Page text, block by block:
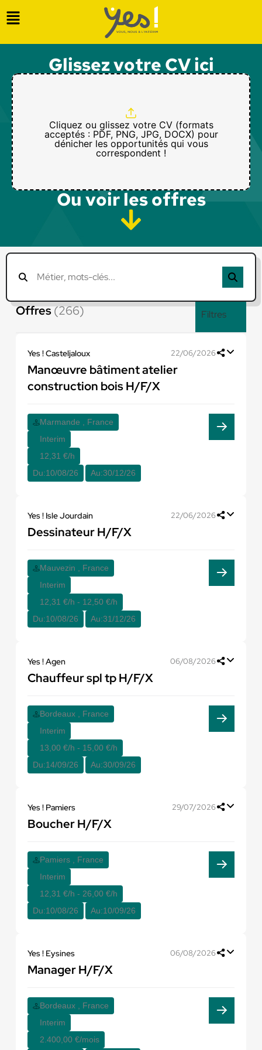
Glissez votre CV ici
Cliquez ou glissez votre CV (formats
acceptés : PDF, PNG, JPG, DOCX) pour
dénicher les opportunités qui vous
correspondent !
Ou voir les offres​
Offres(266) Filtres
Yes ! Casteljaloux 22/06/2026
Manœuvre bâtiment atelier
construction bois H/F/X
Marmande , France
Interim
12,31 €/h
Du:10/08/26 Au:30/12/26
Yes ! Isle Jourdain 22/06/2026
Dessinateur H/F/X
Mauvezin , France
Interim
12,31 €/h - 12,50 €/h
Du:10/08/26 Au:31/12/26
Yes ! Agen 06/08/2026
Chauffeur spl tp H/F/X
Bordeaux , France
Interim
13,00 €/h - 15,00 €/h
Du:14/09/26 Au:30/09/26
Yes ! Pamiers 29/07/2026
Boucher H/F/X
Pamiers , France
Interim
12,31 €/h - 26,00 €/h
Du:10/08/26 Au:10/09/26
Yes ! Eysines 06/08/2026
Manager H/F/X
Bordeaux , France
Interim
2.400,00 €/mois